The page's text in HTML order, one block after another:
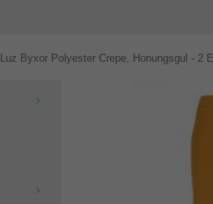
Luz Byxor Polyester Crepe, Honungsgul - 2